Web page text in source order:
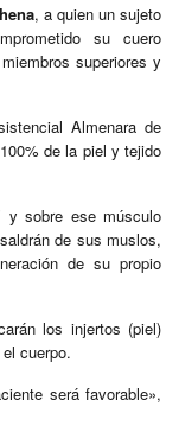
, a quien un sujeto
su cuero
superiores y
Almenara de
de la piel y tejido
y sobre ese músculo
de sus muslos,
de su propio
los injertos (piel)
cuerpo.
será favorable»,